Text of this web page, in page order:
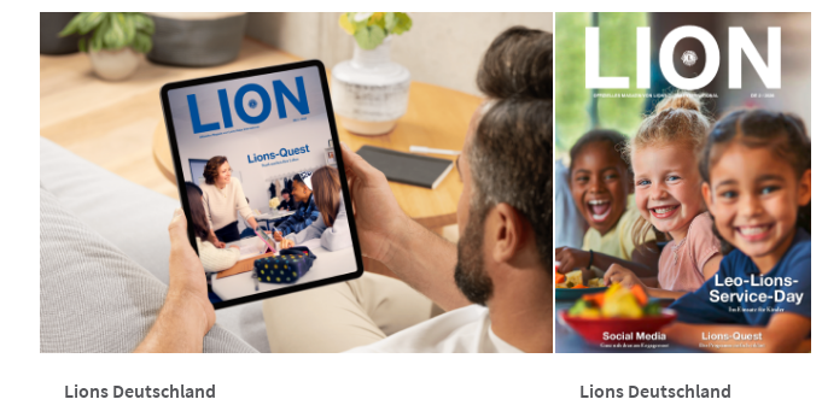
Lions Deutschland Lions Deutschland